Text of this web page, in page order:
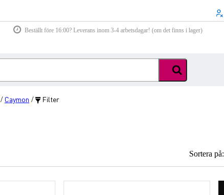
Beställt före 16:00? Leverans inom 3-4 arbetsdagar! (om det finns i lager)
/ Caymon / Filter
Sortera på: